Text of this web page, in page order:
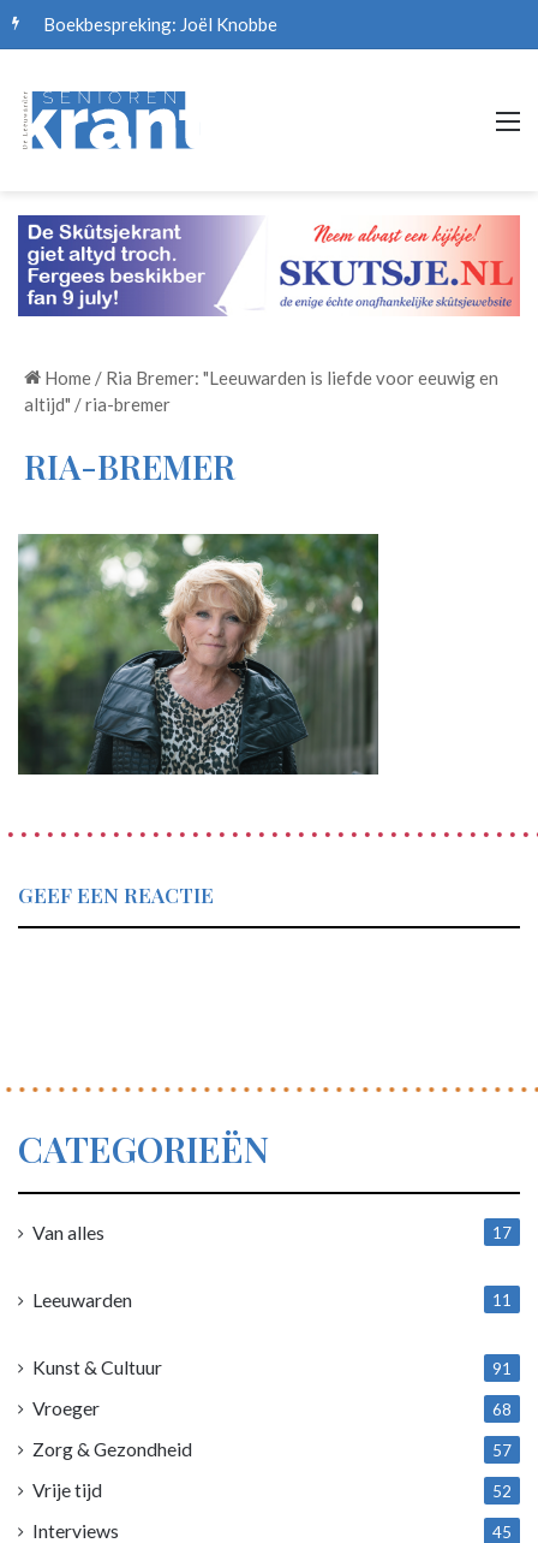
Boekbespreking: Joël Knobbe
Home / Ria Bremer: "Leeuwarden is liefde voor eeuwig en
altijd" /ria-bremer
RIA-BREMER
GEEF EEN REACTIE
CATEGORIEËN
Van alles
17
Leeuwarden
11
Kunst & Cultuur 91
Vroeger 68
Zorg & Gezondheid 57
Vrije tijd 52
Interviews 45